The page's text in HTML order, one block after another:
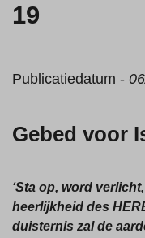
19
Publicatiedatum -
Gebed voor
‘Sta op, word
heerlijkheid des
duisternis zal de